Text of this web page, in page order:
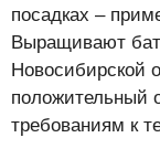
посадках –
Выращивают
Новосибирской
положительный
требованиям к